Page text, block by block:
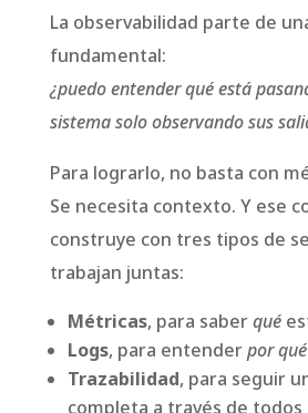
La observabilidad parte de
fundamental:
¿puedo entender qué está
sistema solo observando sus
Para lograrlo, no basta con
Se necesita contexto. Y ese
construye con tres tipos de
trabajan juntas:
Métricas, para saberqué
Logs, para entenderpor qué
Trazabilidad, para seguir
completa a través de todos